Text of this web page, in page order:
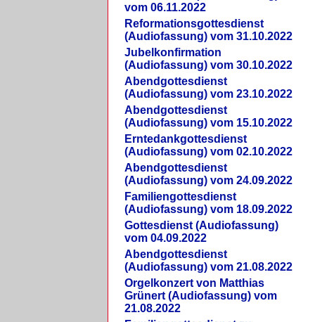
vom 06.11.2022
Reformationsgottesdienst
(Audiofassung) vom 31.10.2022
Jubelkonfirmation
(Audiofassung) vom 30.10.2022
Abendgottesdienst
(Audiofassung) vom 23.10.2022
Abendgottesdienst
(Audiofassung) vom 15.10.2022
Erntedankgottesdienst
(Audiofassung) vom 02.10.2022
Abendgottesdienst
(Audiofassung) vom 24.09.2022
Familiengottesdienst
(Audiofassung) vom 18.09.2022
Gottesdienst (Audiofassung)
vom 04.09.2022
Abendgottesdienst
(Audiofassung) vom 21.08.2022
Orgelkonzert von Matthias
Grünert (Audiofassung) vom
21.08.2022